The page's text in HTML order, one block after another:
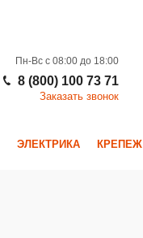
Пн-Вс с 08:00 до 18:00
8 (800) 100 73 71
Заказать звонок
ЭЛЕКТРИКА КРЕПЕЖ